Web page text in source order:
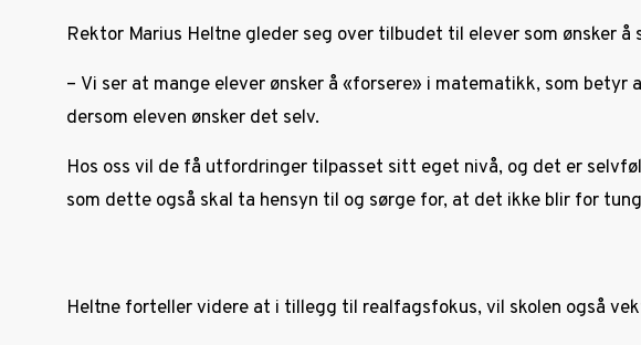
Rektor Marius Heltne gleder seg over tilbudet til elever som ønsker
– Vi ser at mange elever ønsker å «forsere» i matematikk, som
dersom eleven ønsker det selv.
Hos oss vil de få utfordringer tilpasset sitt eget nivå, og det er
som dette også skal ta hensyn til og sørge for, at det ikke blir for
Heltne forteller videre at i tillegg til realfagsfokus, vil skolen også